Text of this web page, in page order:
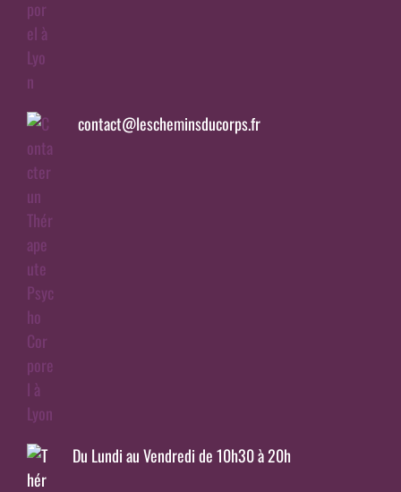
contact@lescheminsducorps.fr
Du Lundi au Vendredi de 10h30 à 20h